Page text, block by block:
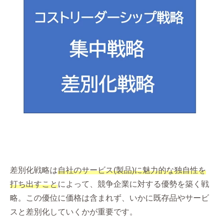
差別化戦略は自社のサービス(製品)に魅力的な独自性を
打ち出すことによって、競争企業に対する優勢を築く戦
略。この優位に価格は含まれず、いかに既存品やサービ
スと差別化していくかが重要です。